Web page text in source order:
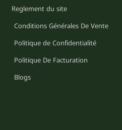
Reglement du site
Conditions Générales De Vente
Politique de Confidentialité
Politique De Facturation
Blogs